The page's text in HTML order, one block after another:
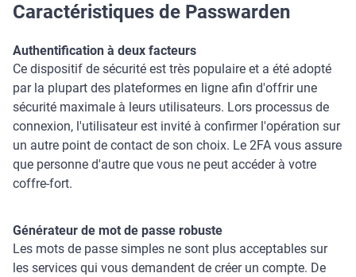
Caractéristiques de Passwarden
Authentification à deux facteurs
Ce dispositif de sécurité est très populaire et a été adopté
par la plupart des plateformes en ligne afin d'offrir une
sécurité maximale à leurs utilisateurs. Lors processus de
connexion, l'utilisateur est invité à confirmer l'opération sur
un autre point de contact de son choix. Le 2FA vous assure
que personne d'autre que vous ne peut accéder à votre
coffre-fort.
Générateur de mot de passe robuste
Les mots de passe simples ne sont plus acceptables sur
les services qui vous demandent de créer un compte. De